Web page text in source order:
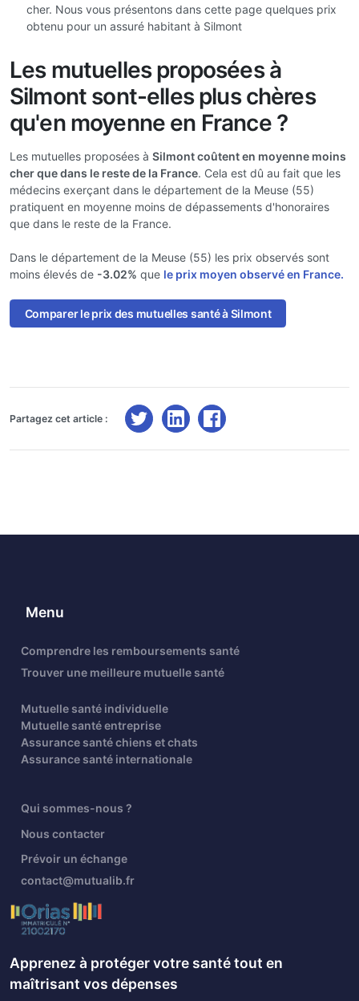
cher. Nous vous présentons dans cette page quelques prix
obtenu pour un assuré habitant à Silmont
Les mutuelles proposées à
Silmont sont-elles plus chères
qu'en moyenne en France ?
Les mutuelles proposées à Silmont coûtent en moyenne moins
cher que dans le reste de la France. Cela est dû au fait que les
médecins exerçant dans le département de la Meuse (55)
pratiquent en moyenne moins de dépassements d'honoraires
que dans le reste de la France.
Dans le département de la Meuse (55) les prix observés sont
moins élevés de -3.02% que le prix moyen observé en France.
Comparer le prix des mutuelles santé à Silmont
Partagez cet article :
Menu
Comprendre les remboursements santé
Trouver une meilleure mutuelle santé
Mutuelle santé individuelle
Mutuelle santé entreprise
Assurance santé chiens et chats
Assurance santé internationale
Qui sommes-nous ?
Nous contacter
Prévoir un échange
contact@mutualib.fr
Apprenez à protéger votre santé tout en
maîtrisant vos dépenses